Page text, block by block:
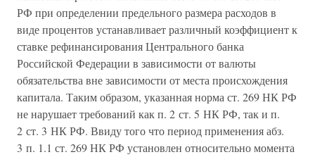
РФ при определении предельного размера расходов в
виде процентов устанавливает различный коэффициент к
ставке рефинансирования Центрального банка
Российской Федерации в зависимости от валюты
обязательства вне зависимости от места происхождения
капитала. Таким образом, указанная норма ст. 269 НК РФ
не нарушает требований как п. 2 ст. 5 НК РФ, так и п.
2 ст. 3 НК РФ. Ввиду того что период применения абз.
3 п. 1.1 ст. 269 НК РФ установлен относительно момента